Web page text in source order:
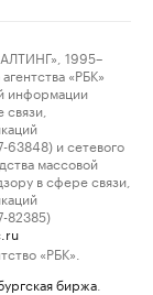
1995–
«РБК»
информации
и сетевого
массовой
в сфере связи,
82385)
«РБК».
биржа